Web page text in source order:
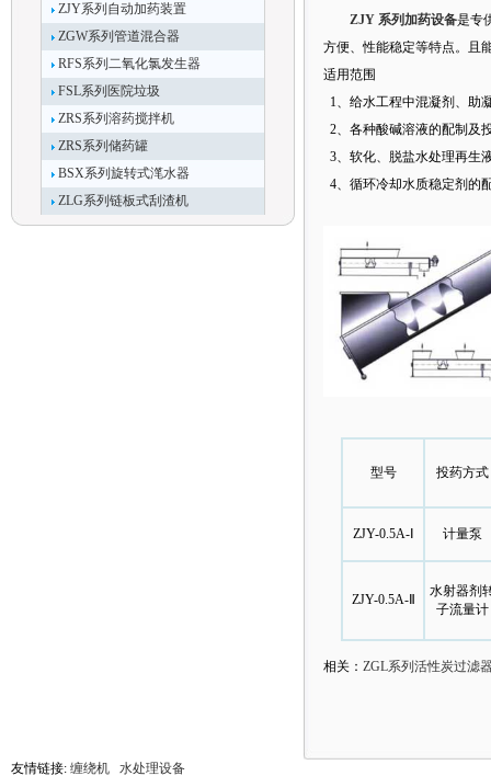
ZJY系列自动加药装置
ZGW系列管道混合器
RFS系列二氧化氯发生器
FSL系列医院垃圾
ZRS系列溶药搅拌机
ZRS系列储药罐
BSX系列旋转式滗水器
ZLG系列链板式刮渣机
ZJY 系列加药设备是专
方便、性能稳定等特点。且
适用范围
1、给水工程中混凝剂、助
2、各种酸碱溶液的配制及
3、软化、脱盐水处理再生
4、循环冷却水质稳定剂的
型号 投药方式
ZJY-0.5A-Ⅰ 计量泵
ZJY-0.5A-Ⅱ
水射器剂
子流量计
相关： ZGL系列活性炭过滤
友情链接: 缠绕机 水处理设备